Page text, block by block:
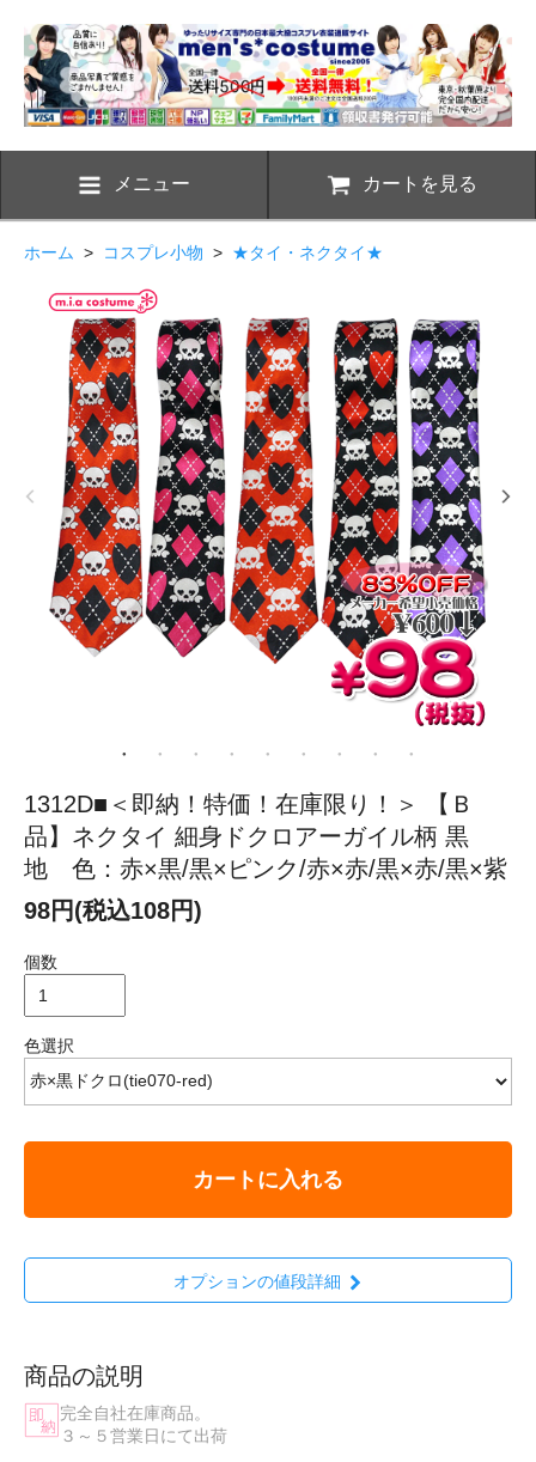
メニュー カートを見る
ホーム > コスプレ小物 > ★タイ・ネクタイ★
1312D■＜即納！特価！在庫限り！＞ 【Ｂ
品】ネクタイ 細身ドクロアーガイル柄 黒
地 色：赤×黒/黒×ピンク/赤×赤/黒×赤/黒×紫
98円(税込108円)
個数
色選択
カートに入れる
オプションの値段詳細
商品の説明
完全自社在庫商品。
３～５営業日にて出荷